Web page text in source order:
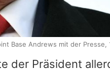
der Präsident
Base Andrews mit der Presse,